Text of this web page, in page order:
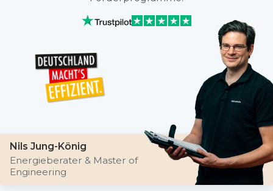
Nils Jung-König
Energieberater & Master of
Engineering